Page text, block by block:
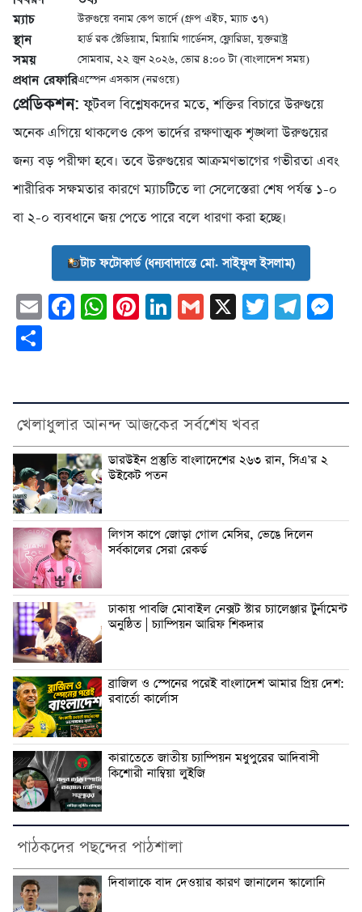
ম্যাচ
উরুগুয়ে বনাম কেপ ভার্দে (গ্রুপ এইচ, ম্যাচ ৩৭)
স্থান হার্ড রক স্টেডিয়াম, মিয়ামি গার্ডেনস, ফ্লোরিডা, যুক্তরাষ্ট্র
সময় সোমবার, ২২ জুন ২০২৬, ভোর ৪:০০ টা (বাংলাদেশ সময়)
প্রধান রেফারিএস্পেন এসকাস (নরওয়ে)
প্রেডিকশন: ফুটবল বিশ্লেষকদের মতে, শক্তির বিচারে উরুগুয়ে
অনেক এগিয়ে থাকলেও কেপ ভার্দের রক্ষণাত্মক শৃঙ্খলা উরুগুয়ের
জন্য বড় পরীক্ষা হবে। তবে উরুগুয়ের আক্রমণভাগের গভীরতা এবং
শারীরিক সক্ষমতার কারণে ম্যাচটিতে লা সেলেস্তেরা শেষ পর্যন্ত ১-০
বা ২-০ ব্যবধানে জয় পেতে পারে বলে ধারণা করা হচ্ছে।
টাচ ফটোকার্ড (ধন্যবাদান্তে মো. সাইফুল ইসলাম)
EmailFacebook
WhatsApp
Pinterest
LinkedIn
Gmail
X Twitter
খেলাধুলার আনন্দ আজকের সর্বশেষ খবর
ডারউইন প্রস্তুতি বাংলাদেশের ২৬৩ রান, সিএ’র ২
উইকেট পতন
লিগস কাপে জোড়া গোল মেসির, ভেঙে দিলেন
সর্বকালের সেরা রেকর্ড
ঢাকায় পাবজি মোবাইল নেক্সট স্টার চ্যালেঞ্জার টুর্নামেন্ট
অনুষ্ঠিত | চ্যাম্পিয়ন আরিফ শিকদার
ব্রাজিল ও স্পেনের পরেই বাংলাদেশ আমার প্রিয় দেশ:
রবার্তো কার্লোস
কারাতেতে জাতীয় চ্যাম্পিয়ন মধুপুরের আদিবাসী
কিশোরী নাম্বিয়া লুইজি
পাঠকদের পছন্দের পাঠশালা
দিবালাকে বাদ দেওয়ার কারণ জানালেন স্কালোনি